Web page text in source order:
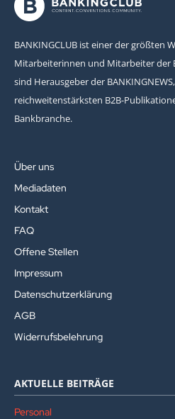
BANKINGCLUB ist einer der größten
Mitarbeiterinnen und Mitarbeiter der
sind Herausgeber der
reichweitenstärksten B2B-
Bankbranche.
Über uns
Mediadaten
Kontakt
FAQ
Offene Stellen
Impressum
Datenschutzerklärung
AGB
Widerrufsbelehrung
AKTUELLE BEITRÄGE
Personal